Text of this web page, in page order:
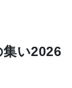
情報募集
集い2026